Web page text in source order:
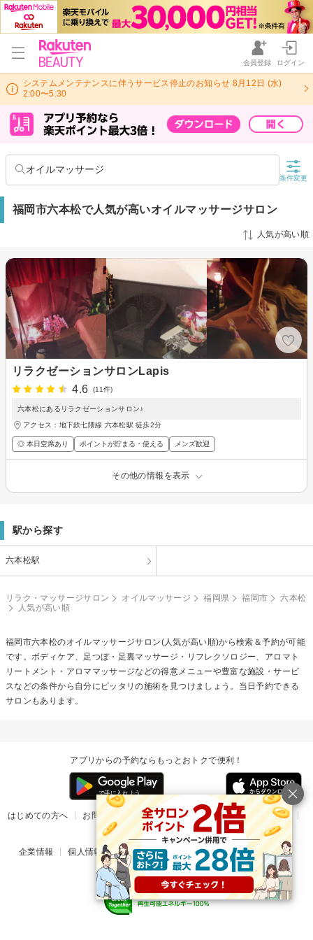
会員登録 ログイン
システムメンテナンスに伴うサービス停止のお知らせ 8月12日 (水)
2:00〜5:30
オイルマッサージ
条件変更
福岡市六本松で人気が高いオイルマッサージサロン
人気が高い順
リラクゼーションサロンLapis
4.6
(11件)
六本松にあるリラクゼーションサロン♪
アクセス：地下鉄七隈線 六本松駅 徒歩2分
◎ 本日空席あり ポイントが貯まる・使える メンズ歓迎
その他の情報を表示
駅から探す
六本松駅
リラク・マッサージサロン オイルマッサージ 福岡県 福岡市
六本松
人気が高い順
福岡市六本松のオイルマッサージサロン(人気が高い順)から検索＆予約が可能
です。ボディケア、足つぼ・足裏マッサージ・リフレクソロジー、アロマト
リートメント・アロママッサージなどの得意メニューや豊富な施設・サービ
スなどの条件から自分にピッタリの施術を見つけましょう。当日予約できる
サロンもあります。
アプリからの予約ならもっとおトクで便利！
はじめての方へ お問い合わせ ヘルプ リリース情報
利用規約
掲載ご希望のサロン様
企業情報 個人情報保護方針 楽天のサービス一覧 アプリ一覧
© Rakuten Group, Inc.